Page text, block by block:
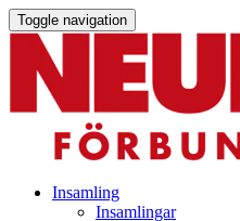
Toggle navigation
Insamling
Insamlingar